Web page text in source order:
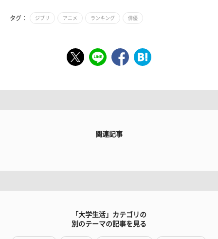
タグ： ジブリ アニメ ランキング 俳優
関連記事
「大学生活」カテゴリの
別のテーマの記事を見る